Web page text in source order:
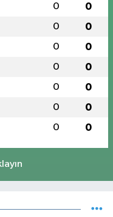
0 0
0 0
0 0
0 0
0 0
0 0
0 0